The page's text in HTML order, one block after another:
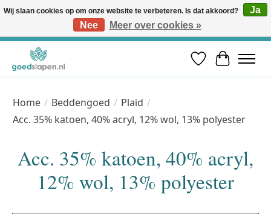
Vóór 12u besteld, volgende werkdag in huis* | Gratis verzending vanaf €50 | Professioneel slaapadvies
Verlanglijst
Home / Beddengoed / Plaid /
Acc. 35% katoen, 40% acryl, 12% wol, 13% polyester
Acc. 35% katoen, 40% acryl,
12% wol, 13% polyester
Wij slaan cookies op om onze website te verbeteren. Is dat akkoord?
Ja
Nee
Meer over cookies »